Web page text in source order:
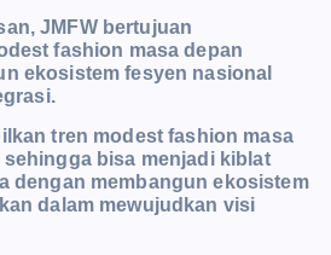
JMFW bertujuan
fashion masa depan
ekosistem fesyen nasional
tren modest fashion masa
sehingga bisa menjadi kiblat
dengan membangun ekosistem
dalam mewujudkan visi